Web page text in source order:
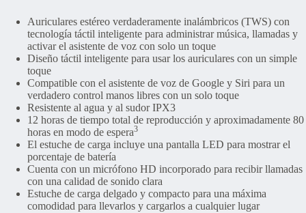
Auriculares estéreo verdaderamente inalámbricos (TWS) con
tecnología táctil inteligente para administrar música, llamadas y
activar el asistente de voz con solo un toque
Diseño táctil inteligente para usar los auriculares con un simple
toque
Compatible con el asistente de voz de Google y Siri para un
verdadero control manos libres con un solo toque
Resistente al agua y al sudor IPX3
12 horas de tiempo total de reproducción y aproximadamente 80
horas en modo de espera3
El estuche de carga incluye una pantalla LED para mostrar el
porcentaje de batería
Cuenta con un micrófono HD incorporado para recibir llamadas
con una calidad de sonido clara
Estuche de carga delgado y compacto para una máxima
comodidad para llevarlos y cargarlos a cualquier lugar